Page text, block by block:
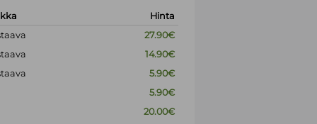
Hinta
27.90€
14.90€
5.90€
5.90€
20.00€